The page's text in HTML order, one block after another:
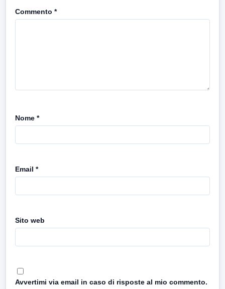
Commento *
Nome *
Email *
Sito web
Avvertimi via email in caso di risposte al mio commento.